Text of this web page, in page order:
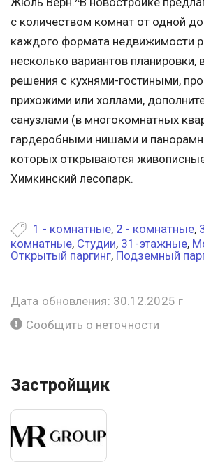
с количеством комнат от одной
каждого формата недвижимости
несколько вариантов планировки,
решения с кухнями-гостиными,
прихожими или холлами,
санузлами (в многокомнатных
гардеробными нишами и
которых открываются
Химкинский лесопарк.
1 - комнатные, 2 - комнатные,
комнатные, Студии, 31-этажные,
Открытый паргинг, Подземный
Дата обновления: 30.12.2025 г
Сообщить о неточности
Застройщик